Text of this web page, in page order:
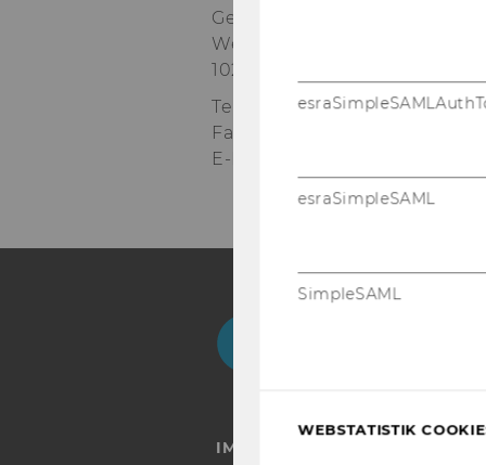
Gebäude AD, 1. Stock
Welthandelsplatz 1
1020
Tel:
+43/1/31336-4600
Fax
E-Mail:
IMPRESSUM
esraSimpleSAML
SimpleSAML
WEBSTATISTIK